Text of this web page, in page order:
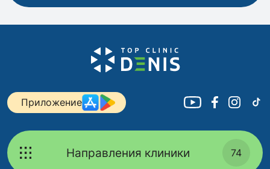
Приложение
Направления клиники 74